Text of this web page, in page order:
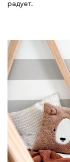
радует.